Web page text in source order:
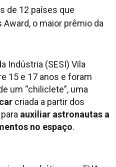
de 12 países que
Award, o maior prêmio da
Indústria (SESI) Vila
15 e 17 anos e foram
um “chiliclete”, uma
criada a partir dos
auxiliar astronautas a
no espaço.